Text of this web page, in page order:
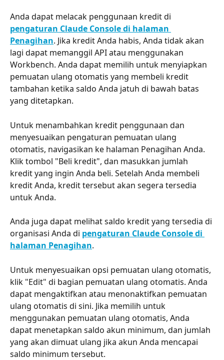
Anda dapat melacak penggunaan kredit di
pengaturan Claude Console di halaman
Penagihan. Jika kredit Anda habis, Anda tidak akan
lagi dapat memanggil API atau menggunakan
Workbench. Anda dapat memilih untuk menyiapkan
pemuatan ulang otomatis yang membeli kredit
tambahan ketika saldo Anda jatuh di bawah batas
yang ditetapkan.
Untuk menambahkan kredit penggunaan dan
menyesuaikan pengaturan pemuatan ulang
otomatis, navigasikan ke halaman Penagihan Anda.
Klik tombol "Beli kredit", dan masukkan jumlah
kredit yang ingin Anda beli. Setelah Anda membeli
kredit Anda, kredit tersebut akan segera tersedia
untuk Anda.
Anda juga dapat melihat saldo kredit yang tersedia di
organisasi Anda di pengaturan Claude Console di
halaman Penagihan.
Untuk menyesuaikan opsi pemuatan ulang otomatis,
klik "Edit" di bagian pemuatan ulang otomatis. Anda
dapat mengaktifkan atau menonaktifkan pemuatan
ulang otomatis di sini. Jika memilih untuk
menggunakan pemuatan ulang otomatis, Anda
dapat menetapkan saldo akun minimum, dan jumlah
yang akan dimuat ulang jika akun Anda mencapai
saldo minimum tersebut.